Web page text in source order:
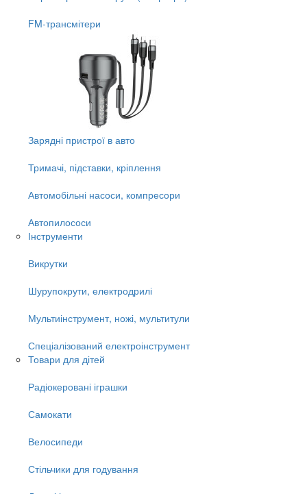
FM-трансмітери
Зарядні пристрої в авто
Тримачі, підставки, кріплення
Автомобільні насоси, компресори
Автопилососи
Інструменти
Викрутки
Шурупокрути, електродрилі
Мультиінструмент, ножі, мультитули
Спеціалізований електроінструмент
Товари для дітей
Радіокеровані іграшки
Самокати
Велосипеди
Стільчики для годування